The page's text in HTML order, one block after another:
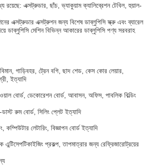
রয়েছে: এক্সট্রুডার, ছাঁচ, ভ্যাকুয়াম ক্যালিব্রেশন টেবিল, হুয়াল-
এক্সট্রুডার এক্সট্রুশন জন্য বিশেষ ডাব্লুপিসি স্ক্রু এবং ব্যারেল
ডাব্লুপিসি মেশিন বিভিন্ন আকারের ডাব্লুপিসি পণ্য সরবরাহ
গাড়িবহর, ট্রেন বগি, ছাদ শেড, কেস কোর লেয়ার,
ইত্যাদি
ওয়াল বোর্ড, ডেকোরেশন বোর্ড, আবাসন, অফিস, পাবলিক বিল্ডিং
রুম বোর্ড, সিলিং প্লেট ইত্যাদি
কম্পিউটার লেটারিং, বিজ্ঞাপন বোর্ড ইত্যাদি
এন্টিসেপটিকাইজিং প্রকল্প, তাপমাত্রার জন্য রেফ্রিজারোট্রয়ের